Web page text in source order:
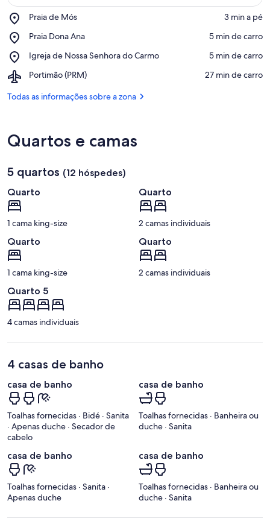
Praia de Mós
Place,
de
‪3 min a pé‬
Praia Dona Ana
Place,
Dona
‪5 min de carro‬
Igreja de Nossa Senhora do Carmo
Place,
de
Senhora
‪5 min de carro‬
Portimão (PRM)
Airport,
(PRM)
‪27 min de carro‬
Todas as informações sobre a zona
Quartos e camas
5 quartos (12 hóspedes)
Quarto
1 cama king-size
Quarto
2 camas individuais
Quarto
1 cama king-size
Quarto
2 camas individuais
Quarto 5
4 camas individuais
4 casas de banho
casa de banho
Toalhas fornecidas · Bidé · Sanita
· Apenas duche · Secador de
cabelo
casa de banho
Toalhas fornecidas · Banheira ou
duche · Sanita
casa de banho
Toalhas fornecidas · Sanita ·
Apenas duche
casa de banho
Toalhas fornecidas · Banheira ou
duche · Sanita